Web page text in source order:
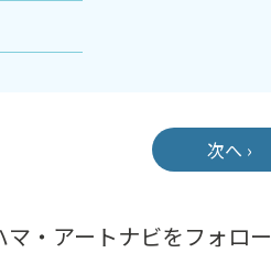
次へ ›
マ・アートナビをフォロー